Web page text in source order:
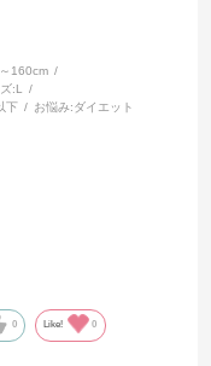
160cm
:L
下 お悩み:ダイエット
けれど、逆に細見えす
0 Like! 0